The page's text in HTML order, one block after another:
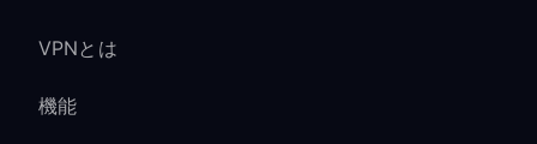
VPNとは
機能